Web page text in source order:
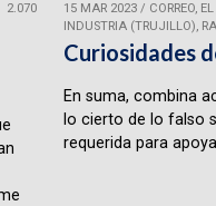
2.070 15 MAR 2023/ CORREO,
INDUSTRIA (TRUJILLO),
Curiosidades
En suma, combina
lo cierto de lo falso
requerida para